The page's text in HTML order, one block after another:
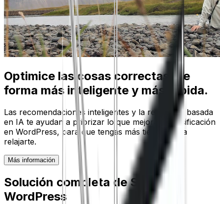
Optimice las cosas correctas, de
forma más inteligente y más rápida.
Las recomendaciones inteligentes y la redacción basada
en IA te ayudan a priorizar lo que mejora tu clasificación
en WordPress, para que tengas más tiempo para
relajarte.
Más información
Solución completa de SEO para
WordPress